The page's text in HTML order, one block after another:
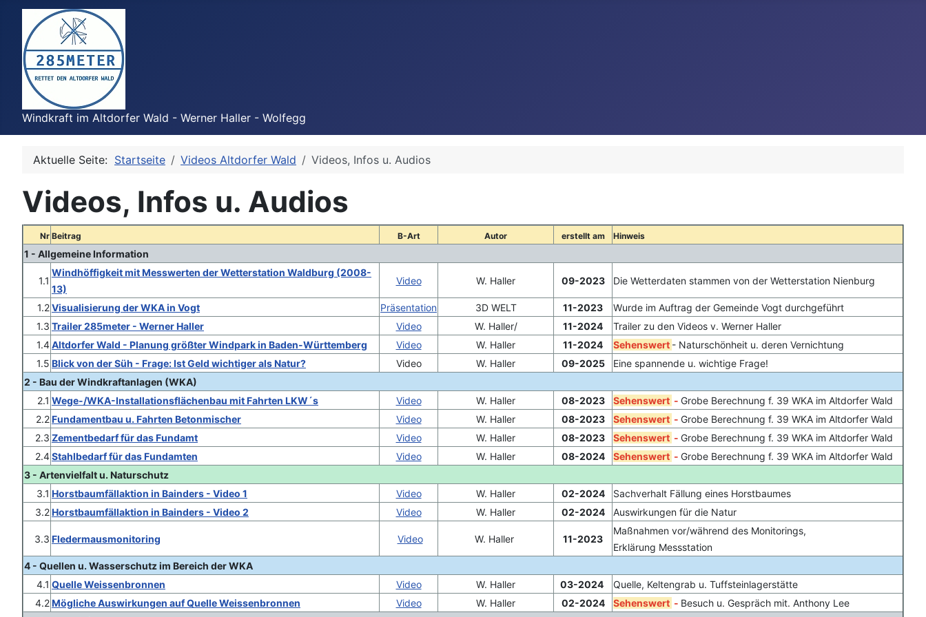
Windkraft im Altdorfer Wald - Werner Haller - Wolfegg
Aktuelle Seite: Startseite Videos Altdorfer Wald Videos, Infos u. Audios
Videos, Infos u. Audios
Nr Beitrag B-Art Autor erstellt am Hinweis
1 - Allgemeine Information
1.1
Windhöffigkeit mit Messwerten der Wetterstation Waldburg (2008-
13)
Video W. Haller 09-2023 Die Wetterdaten stammen von der Wetterstation Nienburg
1.2Visualisierung der WKA in Vogt Präsentation 3D WELT 11-2023
Wurde im Auftrag der Gemeinde Vogt durchgeführt
1.3 Trailer 285meter - Werner Haller Video W. Haller/ 11-2024
Trailer zu den Videos v. Werner Haller
1.4Altdorfer Wald - Planung größter Windpark in Baden-Württemberg Video W. Haller 11-2024 Sehenswert - Naturschönheit u. deren Vernichtung
1.5 Blick von der Süh - Frage: Ist Geld wichtiger als Natur? Video W. Haller 09-2025
Eine spannende u. wichtige Frage!
2 - Bau der Windkraftanlagen (WKA)
2.1 Wege-/WKA-Installationsflächenbau mit Fahrten LKW´s Video W. Haller 08-2023 Sehenswert - Grobe Berechnung f. 39 WKA im Altdorfer Wald
2.2Fundamentbau u. Fahrten Betonmischer Video W. Haller 08-2023 Sehenswert - Grobe Berechnung f. 39 WKA im Altdorfer Wald
2.3 Zementbedarf für das Fundamt Video W. Haller 08-2023 Sehenswert - Grobe Berechnung f. 39 WKA im Altdorfer Wald
2.4Stahlbedarf für das Fundamten Video W. Haller 08-2024 Sehenswert - Grobe Berechnung f. 39 WKA im Altdorfer Wald
3 - Artenvielfalt u. Naturschutz
3.1 Horstbaumfällaktion in Bainders - Video 1 Video W. Haller 02-2024
Sachverhalt Fällung eines Horstbaumes
3.2Horstbaumfällaktion in Bainders - Video 2 Video W. Haller 02-2024 Auswirkungen für die Natur
3.3 Fledermausmonitoring Video W. Haller 11-2023
Maßnahmen vor/während des Monitorings,
Erklärung Messstation
4 - Quellen u. Wasserschutz im Bereich der WKA
4.1 Quelle Weissenbronnen Video W. Haller 03-2024
Quelle, Keltengrab u. Tuffsteinlagerstätte
4.2Mögliche Auswirkungen auf Quelle Weissenbronnen Video W. Haller 02-2024 Sehenswert - Besuch u. Gespräch mit. Anthony Lee